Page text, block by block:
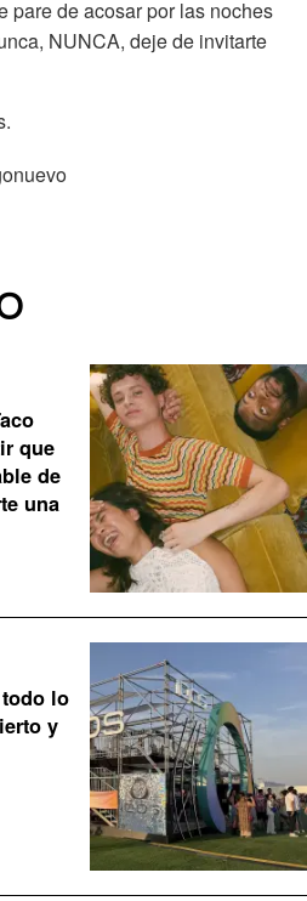
de acosar por las noches
NUNCA, deje de invitarte
que
de
una
lo
y